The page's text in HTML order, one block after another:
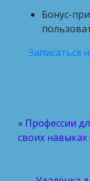
Бонус-
Записаться
« Профессии
своих